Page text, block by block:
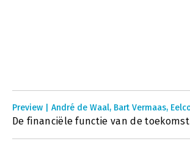
De financiële functie van de toekomst